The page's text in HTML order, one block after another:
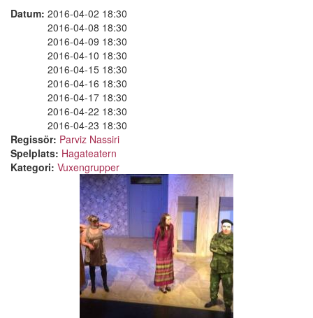
Datum: 2016-04-02 18:30
2016-04-08 18:30
2016-04-09 18:30
2016-04-10 18:30
2016-04-15 18:30
2016-04-16 18:30
2016-04-17 18:30
2016-04-22 18:30
2016-04-23 18:30
Regissör: Parviz Nassiri
Spelplats: Hagateatern
Kategori: Vuxengrupper